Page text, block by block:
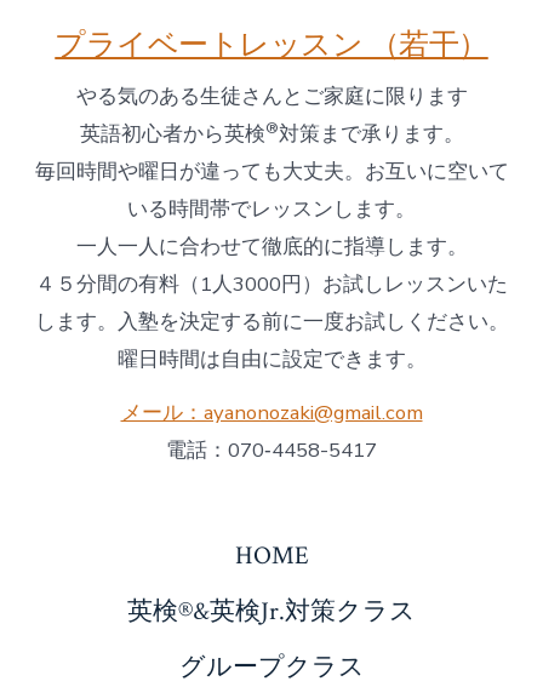
プライベートレッスン （若干）
やる気のある生徒さんとご家庭に限ります
英語初心者から英検®対策まで承ります。
毎回時間や曜日が違っても大丈夫。お互いに空いて
いる時間帯でレッスンします。
一人一人に合わせて徹底的に指導します。
４５分間の有料（1人3000円）お試しレッスンいた
します。入塾を決定する前に一度お試しください。
曜日時間は自由に設定できます。
メール：ayanonozaki@gmail.com
電話：070‐4458-5417
HOME
英検®&英検Jr.対策クラス
グループクラス